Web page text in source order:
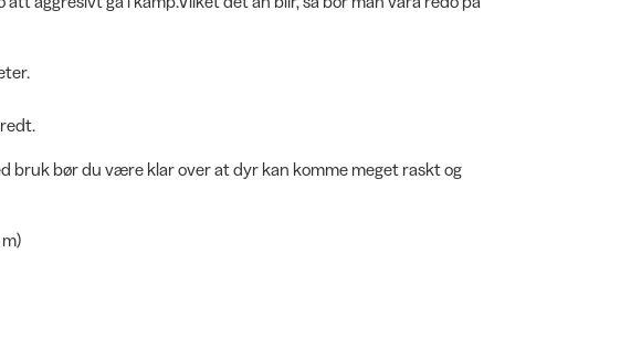
bruk bør du være klar over at dyr kan komme meget raskt og